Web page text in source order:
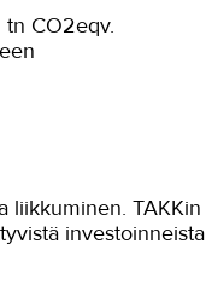
CO2eqv.
liikkuminen. TAKKin
investoinneista